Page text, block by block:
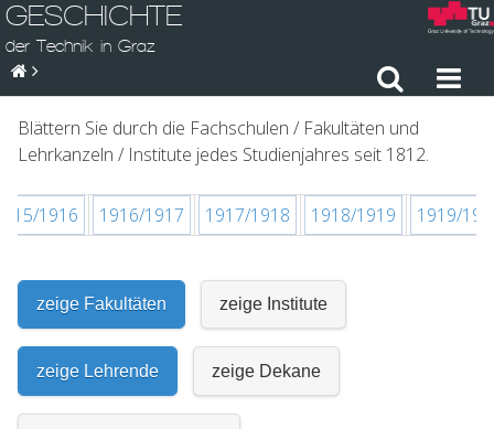
GESCHICHTE
der Technik in Graz
Blättern Sie durch die Fachschulen / Fakultäten und
Lehrkanzeln / Institute jedes Studienjahres seit 1812.
1916 1916/1917 1917/1918 1918/1919 1919/
zeige Fakultäten zeige Institute
zeige Lehrende zeige Dekane